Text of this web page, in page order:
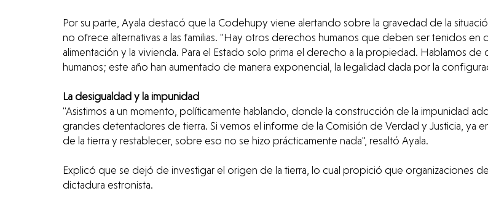
Por su parte, Ayala destacó que la Codehupy viene alertando sobre la gravedad de la
no ofrece alternativas a las familias. "Hay otros derechos humanos que deben ser tenidos
alimentación y la vivienda. Para el Estado solo prima el derecho a la propiedad. Hablamos
humanos; este año han aumentado de manera exponencial, la legalidad dada por la
La desigualdad y la impunidad
"Asistimos a un momento, políticamente hablando, donde la construcción de la impunidad
grandes detentadores de tierra. Si vemos el informe de la Comisión de Verdad y Justicia, ya
de la tierra y restablecer, sobre eso no se hizo prácticamente nada", resaltó Ayala.
Explicó que se dejó de investigar el origen de la tierra, lo cual propició que organizaciones
dictadura estronista.